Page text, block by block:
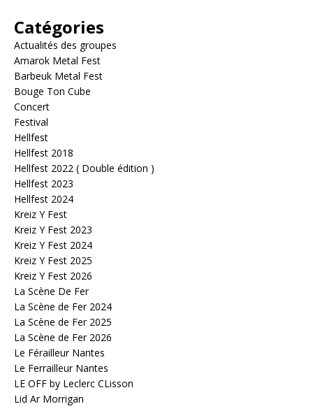
Catégories
Actualités des groupes
Amarok Metal Fest
Barbeuk Metal Fest
Bouge Ton Cube
Concert
Festival
Hellfest
Hellfest 2018
Hellfest 2022 ( Double édition )
Hellfest 2023
Hellfest 2024
Kreiz Y Fest
Kreiz Y Fest 2023
Kreiz Y Fest 2024
Kreiz Y Fest 2025
Kreiz Y Fest 2026
La Scène De Fer
La Scène de Fer 2024
La Scène de Fer 2025
La Scène de Fer 2026
Le Férailleur Nantes
Le Ferrailleur Nantes
LE OFF by Leclerc CLisson
Lid Ar Morrigan